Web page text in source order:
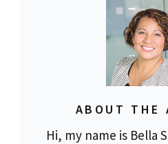
ABOUT THE
Hi, my name is Bella